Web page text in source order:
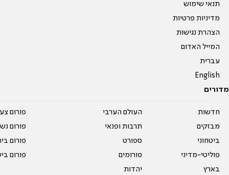
תנאי שימוש
מדיניות פרטיות
הצהרת נגישות
המייל האדום
עברית
English
מדורים
חדשות
מבזקים
ביטחוני
פוליטי-מדיני
בארץ
העולם הערבי
תרבות ופנאי
ספורט
פורומים
יהדות
פורום
פורום
פורום
פורום